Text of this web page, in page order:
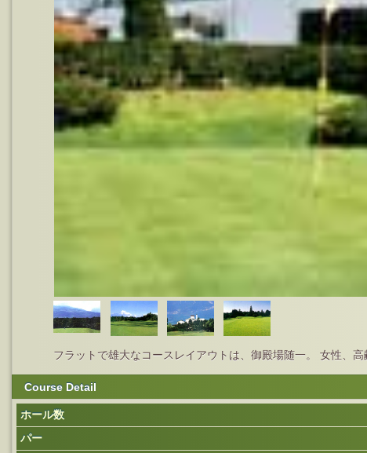
フラットで雄大なコースレイアウトは、御殿場随一。 女性、
Course Detail
ホール数
パー